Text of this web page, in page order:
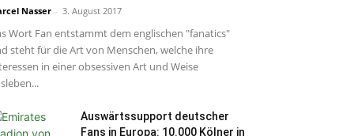
Nasser - 3. August 2017
Wort Fan entstammt dem englischen "fanatics"
steht für die Art von Menschen, welche ihre
in einer obsessiven Art und Weise
Auswärtssupport deutscher
Fans in Europa: 10.000 Kölner in